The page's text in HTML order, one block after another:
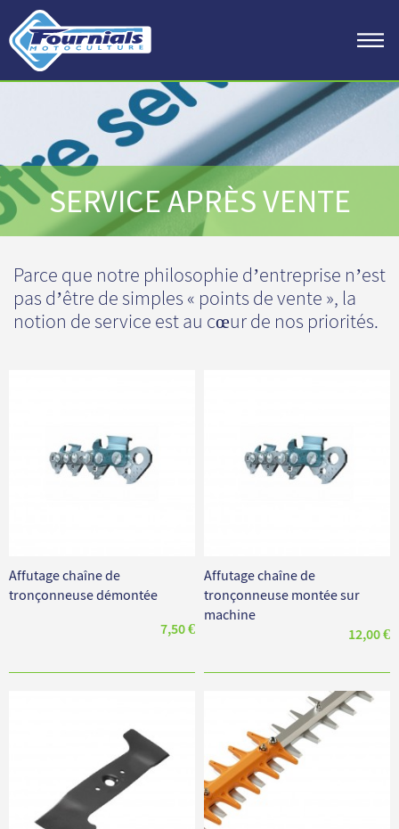
SERVICE APRÈS VENTE
Parce que notre philosophie d’entreprise n’est
pas d’être de simples « points de vente », la
notion de service est au cœur de nos priorités.
Affutage chaîne de
tronçonneuse démontée
7,50 €
Affutage chaîne de
tronçonneuse montée sur
machine
12,00 €